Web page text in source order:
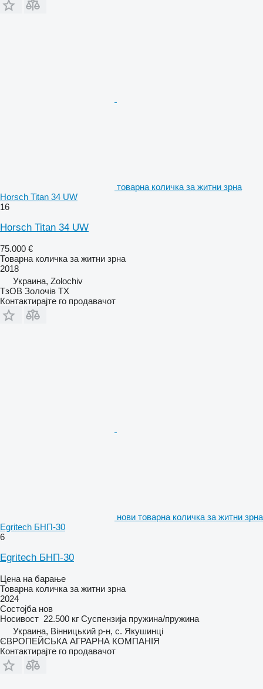
товарна количка за житни зрна
Horsch Titan 34 UW
16
Horsch Titan 34 UW
75.000 €
Товарна количка за житни зрна
2018
Украина, Zolochiv
ТзОВ Золочів ТХ
Контактирајте го продавачот
нови товарна количка за житни зрна
Egritech БНП-30
6
Egritech БНП-30
Цена на барање
Товарна количка за житни зрна
2024
Состојба нов
Носивост 22.500 кг Суспензија пружина/пружина
Украина, Вінницький р-н, с. Якушинці
ЄВРОПЕЙСЬКА АГРАРНА КОМПАНІЯ
Контактирајте го продавачот